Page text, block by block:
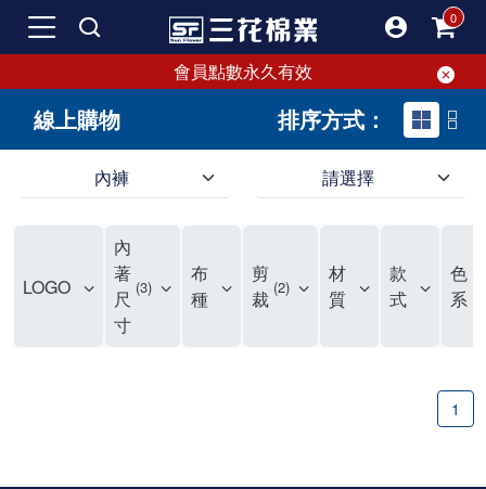
會員點數永久有效
線上購物 排序方式：
內褲 請選擇
LOGO
內
著
尺
寸
3
布
種
剪
裁 2
材
質
款
式
色
系
1